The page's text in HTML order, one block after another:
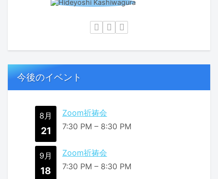
今後のイベント
8月
21
Zoom祈祷会
7:30 PM – 8:30 PM
9月
18
Zoom祈祷会
7:30 PM – 8:30 PM